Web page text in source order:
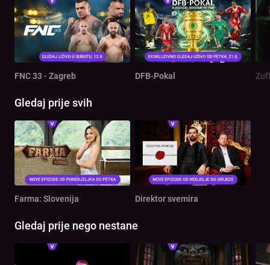
FNC 33 - Zagreb DFB-Pokal
Gledaj prije svih
Farma: Slovenija Direktor svemira
Gledaj prije nego nestane